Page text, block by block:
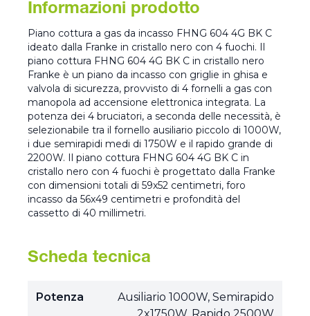
Informazioni prodotto
Piano cottura a gas da incasso FHNG 604 4G BK C
ideato dalla Franke in cristallo nero con 4 fuochi. Il
piano cottura FHNG 604 4G BK C in cristallo nero
Franke è un piano da incasso con griglie in ghisa e
valvola di sicurezza, provvisto di 4 fornelli a gas con
manopola ad accensione elettronica integrata. La
potenza dei 4 bruciatori, a seconda delle necessità, è
selezionabile tra il fornello ausiliario piccolo di 1000W,
i due semirapidi medi di 1750W e il rapido grande di
2200W. Il piano cottura FHNG 604 4G BK C in
cristallo nero con 4 fuochi è progettato dalla Franke
con dimensioni totali di 59x52 centimetri, foro
incasso da 56x49 centimetri e profondità del
cassetto di 40 millimetri.
Scheda tecnica
Potenza
Ausiliario 1000W, Semirapido